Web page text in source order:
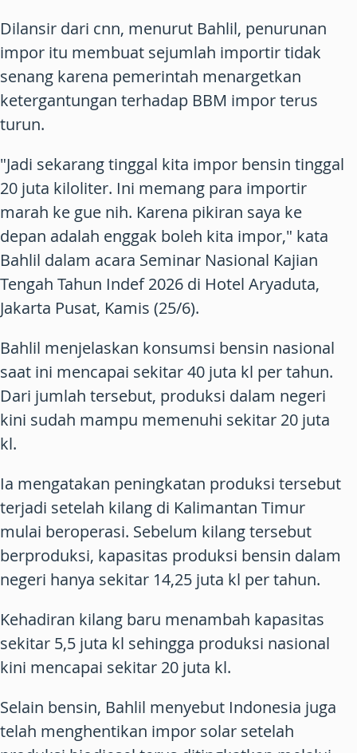
Dilansir dari cnn, menurut Bahlil, penurunan
impor itu membuat sejumlah importir tidak
senang karena pemerintah menargetkan
ketergantungan terhadap BBM impor terus
turun.
"Jadi sekarang tinggal kita impor bensin tinggal
20 juta kiloliter. Ini memang para importir
marah ke gue nih. Karena pikiran saya ke
depan adalah enggak boleh kita impor," kata
Bahlil dalam acara Seminar Nasional Kajian
Tengah Tahun Indef 2026 di Hotel Aryaduta,
Jakarta Pusat, Kamis (25/6).
Bahlil menjelaskan konsumsi bensin nasional
saat ini mencapai sekitar 40 juta kl per tahun.
Dari jumlah tersebut, produksi dalam negeri
kini sudah mampu memenuhi sekitar 20 juta
kl.
Ia mengatakan peningkatan produksi tersebut
terjadi setelah kilang di Kalimantan Timur
mulai beroperasi. Sebelum kilang tersebut
berproduksi, kapasitas produksi bensin dalam
negeri hanya sekitar 14,25 juta kl per tahun.
Kehadiran kilang baru menambah kapasitas
sekitar 5,5 juta kl sehingga produksi nasional
kini mencapai sekitar 20 juta kl.
Selain bensin, Bahlil menyebut Indonesia juga
telah menghentikan impor solar setelah